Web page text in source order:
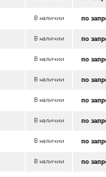
В наличии по
В наличии по
В наличии по
В наличии по
В наличии по
В наличии по
В наличии по
В наличии по